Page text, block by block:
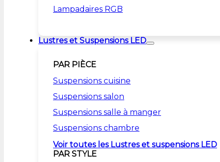
Lampadaires RGB
Lustres et Suspensions LED
PAR PIÈCE
Suspensions cuisine
Suspensions salon
Suspensions salle à manger
Suspensions chambre
Voir toutes les Lustres et suspensions LED
PAR STYLE